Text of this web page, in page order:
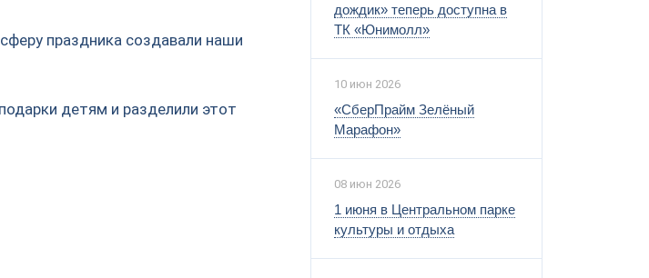
праздника создавали наши
детям и разделили этот
дождик» теперь доступна в
ТК «Юнимолл»
10 июн 2026
«СберПрайм Зелёный
Марафон»
08 июн 2026
1 июня в Центральном парке
культуры и отдыха